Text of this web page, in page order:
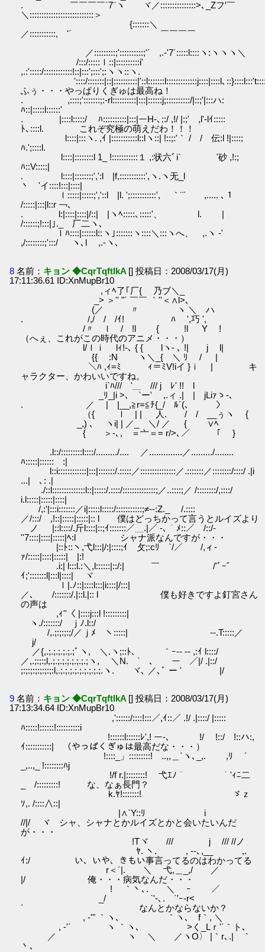
. ￣￣￣￣`7¨ヽ ヾ／:::::::::::::::>､_Zフ′￣
＼:::::::::::::::::::::::::::＞
{:::::::＼
／:::::::::::, '´ ￣￣￣￣
／:::::::::;'::::::::::;'´ ,.-'7´:::::l::::ヽ:ヽヽヽ＼
/:::/:::::ｌ::|::::::::::i'
,.:':::::/::::::::::::!::|:::';:::';:ヽヽ::ヽ.
'::::/:::::::|::|::::::::::|'::l:::::::l:::::::::::::j::::|::::l､
ふぅ・・・やっぱりくぎゅは最高ね！
. ,::::;':::::::;:-rl::::::::::|:::|::::::j;::::::::::/|::;'|:::ハ:
ﾊ::|:::::l::::::'
. |::::l:::::/ ﾊ::::::::::|:::|ーH-､::/ ,!/ |:;' ,l'-lｲ:::::
ﾄ､::::l. これぞ究極の萌えだわ！！！
l::::|:::ヽ. ,ｲ |:::::::::::l::lヽ::| !::;:'｀ / / 伝:l !|::::;
ﾊ.';::::l.
l::::|::::::::l 1_ !:::::::::::１ ,:状六ﾞi` '砂 ,!:;
ﾊ::V:::::|
. l::::|:::::::;',':l |f,:::::::::::',ヽ.ヽ无_l
丶 'イ::::!:::|::::|
ｌ:::::|:::::;','::l |l. ';:::::::::::', ｀¨´ ,..... ､１
/:::::|:::|l::r ￢､
. l:|::::|::::|/::| |ヽﾍ:::::､:::::'、 l. |
/::::::;!:::|｣._ 厂二ヽ､
ｌﾊ::::|::::::l::ヽ｣:::::::ヽ::::＼:::ヽへ、 ,.ヽ -'
,/::::::::;':::/ ヽ､l ,.-ヽ､
8 名前： キョン ◆CqrTqftIkA [] 投稿日：2008/03/17(月)
17:11:36.61 ID:XnMupBr10
,ィﾍ了｢厂{ 乃ブ＼_
_> ＞'' "´ ￣￣ ｀''＜∧l>､
(／ 〃 ヽ ＼ ハ
. /,/ / /ｲ! ﾊ ',巧 ',
/〃 ｌ / !l { !l Y !
（へぇ、これがこの時代のアニメ・・・）
l/ｌｉ lｨ!‐､ { { lヽ- ､ !| j l|
{{ :N ヽ＼_{ ＼ ﾘ / |
＼ﾊ ,ｨ=ﾐ ｨ＝ﾐV!iイ }ｉ | キ
ャラクター、かわいいですね。
i`ﾊ/// '＿ /// j ﾚ' !! l
_ﾘ_|i >､ `ー' ,.ィ .| | jLiｧゝ-、
. ／ | |__,≧r=≦ﾁ{_/ ﾙ´(､ 〉
（{ ｌ | | 人. / / __ぅヽ {
_,) ､ ヽi| | ／_ ＼/ ／ { ∨ﾍ
{ ＞‐､,ゝ＝亠＝= r/>､／ ｢ }
.l::/:::::::::l::::/........./.... ／..............／........./........
ﾊ:::::|:::::: :|
l::i::::::::::::|:::|:::::::/.:::::／:::::::::::::::／.:::::::／::::::::/::::/ .|i
...| ､: .|
./::l::::::::::::::l::|:::::/.::::/::::::::::::::;／..::::;／ /::::::::/,::::/
i.l:::::|:::::|::::|
/,:'|:::i:::::::／i|:::::l:::::/:::::::::::;≠‐-:Z._ /.::::
／/:::/ ,!::|:::::|:::::|:: l 僕はどっちかって言うとルイズより
ノ |::l::::/.斤l::::|::;ｲ:::::::／＿.|／ -､｀ﾒ::／ /::/-
''7::::|::::|:::::|ﾍ:l シャナ派なんですが・・・
|::ﾄ::ヽ,弋l:::|/:|::::;ｲ 攵;:cﾘ￣`/／ /,ィ-
ｧ/:::::|::::|:::::| |:!
.i:| l:::l.:＼,l::::::|::/:| ￣ /'ﾞｰﾞ
ｲ;':::::::l|:::l|::::| ヾ
ｌ|.ﾉ::|::::l:::|i::::|/:::|
／､ /:::::::/.|::l.|:: l 僕も好きですよ釘宮さん
の声は
,ｨ''〈 |::::j:::l !:::::::::|
ヽ./:::::::/ ｊﾉ.l::/
/,.;:;:;:;/／ｊﾒ ヽ:::::| -‐.T:::::／
j/
／{,.;.;.;.;.;.;ﾞヽ, ＼.ヽ;::ﾄ､ ｀ｰ-- -‐ ,:ｲ l::::/
／,.;:;:;l,.;.;.;.;.;.;.;.;ヽ, ＼N. ` ､ ー ／|/ .|::/
;:;:;:;:;:;:;:l,.;.;.;.;.;.;.;.;.;.ヽ. ヾ､ ／､ﾞ ー ' |/
9 名前： キョン ◆CqrTqftIkA [] 投稿日：2008/03/17(月)
17:13:34.64 ID:XnMupBr10
,'::::::/::::!:::／,ｲ::／ .!/ .|::::/ |:::::
ﾊ:::::!::::::!::::::::::i
!::::::l::::::ﾚ',! ー-､ !/ !::/ !::ハ:,
ｲ:::::::::::| （やっぱくぎゅは最高だな・・・）
!::::_」:::::::::! ..,,＿`ヽ､_,. ,ﾘ ´
_,..,_ !::::::::ﾊj
!/f r.|::::::::! 弋ｴﾉ｀ ｀'ｨﾆ二
_ /:::::::::! な、なぁ長門？
k.ﾔ!:::::::! ゞｚ
ｿ,. /::::∧::|
|∧`Y::ﾘ i
//|/ ヾ シャ、シャナとかルイズとかと会いたいんだ
が・・・
!Tヾ /// j /// //ノ
ﾔ. ヽ. , ‐-､,__ ,.
ｲ:/ い、いや、きもい事言ってるのはわかってる
r＜´|. ＼ 弋,＿_,/ ／
|/ 俺・・・病気なんだ・・・
! ｀丶､. ＼ ｰ ／
_/ `'-､. `'ｰ-r<
´ なんとかならないか？
, -'" ｀ヽ､ ｀ヽ､ f｀, ＼
, -'´ ヽ ｀ヽ､ >く_Lｒ'´｀ト､
／ ヽ ＼ ／ヽO〉 |｀r､.| ｀
丶､